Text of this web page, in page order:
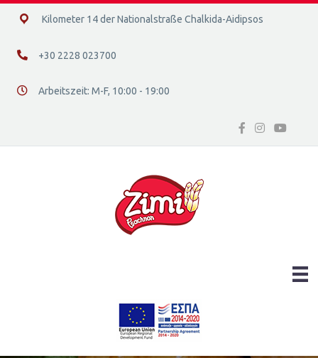
14ο χλμ. Ε.Ο. Χαλκίδας – Αιδηψού, 34400
Kilometer 14 der Nationalstraße Chalkida-Aidipsos
+30 2228 023700
+30 2228 023700
Διεύθυνση οδός 16, Ελλάδα
Arbeitszeit: Μ-F, 10:00 - 19:00